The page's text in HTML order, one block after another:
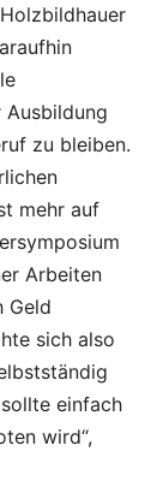
Ausbildung
zu bleiben.
mehr auf
Arbeiten
Geld
sich also
einfach
wird“,